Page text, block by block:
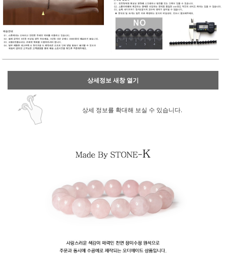
상세정보 새창 열기
상세 정보를 확대해 보실 수 있습니다.